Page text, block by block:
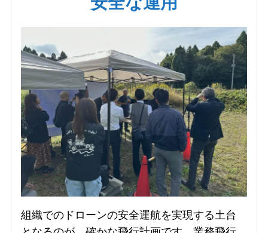
組織でのドローンの安全運航を実現する土台